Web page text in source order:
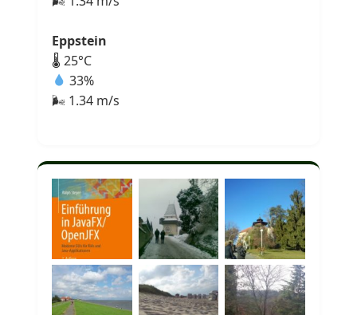
Eppstein
🌡 25°C
33%
🌬 1.34 m/s